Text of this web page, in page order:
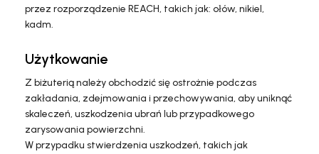
przez rozporządzenie REACH, takich jak: ołów, nikiel,
kadm.
Użytkowanie
Z biżuterią należy obchodzić się ostrożnie podczas
zakładania, zdejmowania i przechowywania, aby uniknąć
skaleczeń, uszkodzenia ubrań lub przypadkowego
zarysowania powierzchni.
W przypadku stwierdzenia uszkodzeń, takich jak